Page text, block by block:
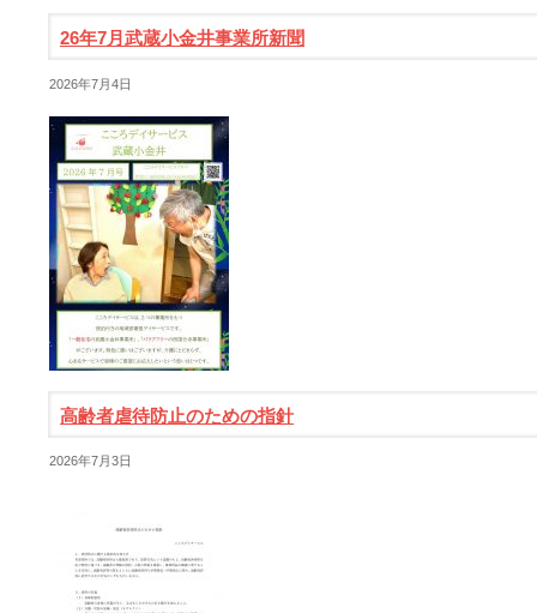
26年7月武蔵小金井事業所新聞
2026年7月4日
高齢者虐待防止のための指針
2026年7月3日